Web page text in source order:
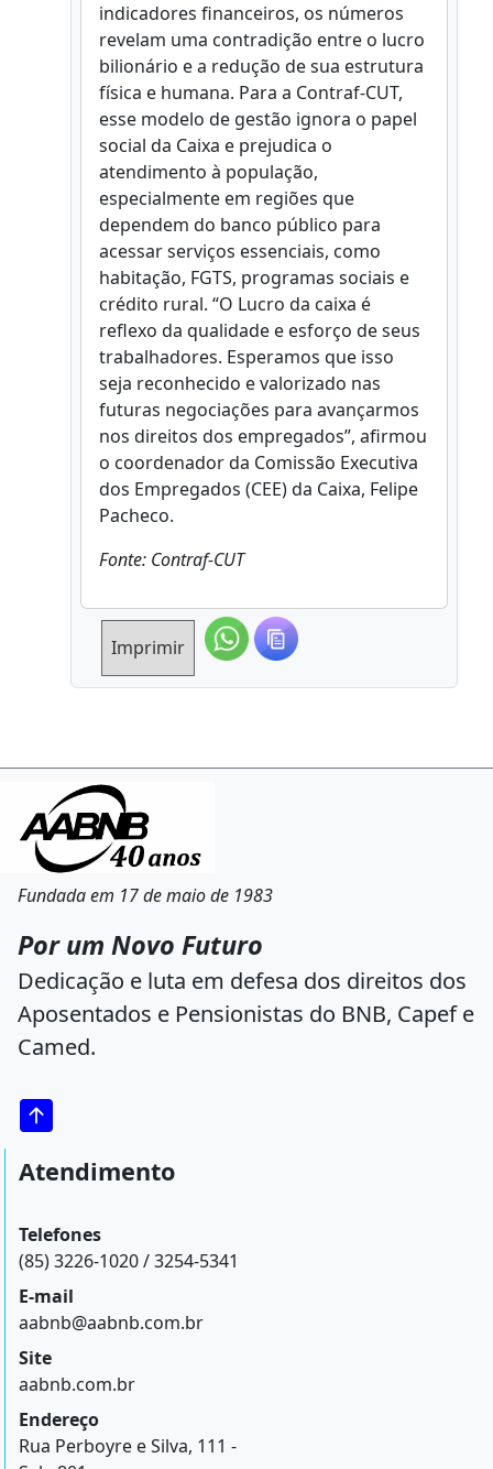
indicadores financeiros, os números
revelam uma contradição entre o lucro
bilionário e a redução de sua estrutura
física e humana. Para a Contraf-CUT,
esse modelo de gestão ignora o papel
social da Caixa e prejudica o
atendimento à população,
especialmente em regiões que
dependem do banco público para
acessar serviços essenciais, como
habitação, FGTS, programas sociais e
crédito rural. “O Lucro da caixa é
reflexo da qualidade e esforço de seus
trabalhadores. Esperamos que isso
seja reconhecido e valorizado nas
futuras negociações para avançarmos
nos direitos dos empregados”, afirmou
o coordenador da Comissão Executiva
dos Empregados (CEE) da Caixa, Felipe
Pacheco.
Fonte: Contraf-CUT
Imprimir
Fundada em 17 de maio de 1983
Por um Novo Futuro
Dedicação e luta em defesa dos direitos dos
Aposentados e Pensionistas do BNB, Capef e
Camed.
Atendimento
Telefones
(85) 3226-1020 / 3254-5341
E-mail
aabnb@aabnb.com.br
Site
aabnb.com.br
Endereço
Rua Perboyre e Silva, 111 -